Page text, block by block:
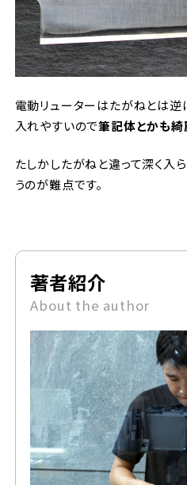
電動リューターはたがねとは
入れやすいので筆記体とかも綺
たしかしたがねと違って深く入
うのが難点です。
著者紹介
About the author